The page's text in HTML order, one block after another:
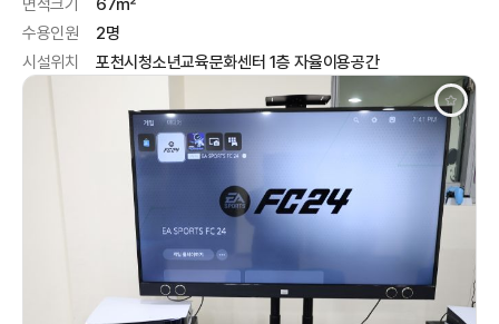
면적크기
67㎡
수용인원
2명
시설위치
포천시청소년교육문화센터 1층 자율이용공간